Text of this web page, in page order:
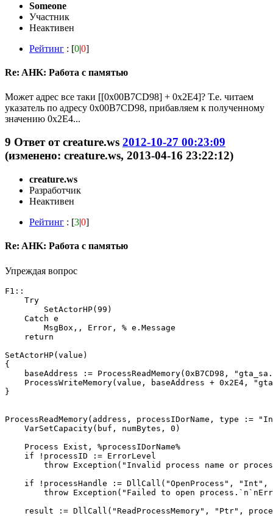
Someone
Участник
Неактивен
Рейтинг : [0|0]
Re: AHK: Работа с памятью
Может адрес все таки [[0x00B7CD98] + 0x2E4]? Т.е. читаем
указатель по адресу 0x00B7CD98, прибавляем к полученному
значению 0x2E4...
9 Ответ отcreature.ws 2012-10-27 00:23:09
(изменено: creature.ws, 2013-04-16 23:22:12)
creature.ws
Разработчик
Неактивен
Рейтинг : [3|0]
Re: AHK: Работа с памятью
Упреждая вопрос
F1::
    Try
        SetActorHP(99)
    Catch e
        MsgBox,, Error, % e.Message
    return
SetActorHP(value)
{
baseAddress := ProcessReadMemory(0xB7CD98,
ProcessWriteMemory(value, baseAddress + 0x2E4,
}
ProcessReadMemory(address, processIDorName, type :=
    VarSetCapacity(buf, numBytes, 0)
    Process Exist, %processIDorName%
    if !processID := ErrorLevel
throw Exception("Invalid process name or
if !processHandle := DllCall("OpenProcess",
throw Exception("Failed to open
result := DllCall("ReadProcessMemory", "Ptr",